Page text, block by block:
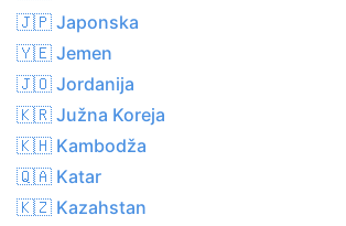
36.7°C
31.5°C
28.1°C
53%
🇯🇵 Japonska
🇾🇪 Jemen
🇯🇴 Jordanija
🇰🇷 Južna Koreja
🇰🇭 Kambodža
🇶🇦 Katar
🇰🇿 Kazahstan